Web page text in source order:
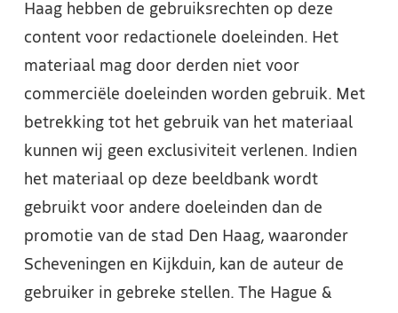
Haag hebben de gebruiksrechten op deze
content voor redactionele doeleinden. Het
materiaal mag door derden niet voor
commerciële doeleinden worden gebruik. Met
betrekking tot het gebruik van het materiaal
kunnen wij geen exclusiviteit verlenen. Indien
het materiaal op deze beeldbank wordt
gebruikt voor andere doeleinden dan de
promotie van de stad Den Haag, waaronder
Scheveningen en Kijkduin, kan de auteur de
gebruiker in gebreke stellen. The Hague &